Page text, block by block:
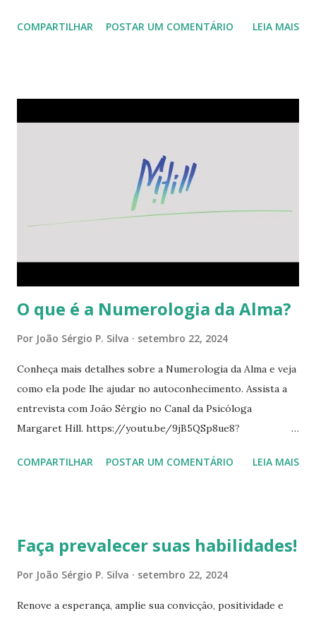
COMPARTILHAR POSTAR UM COMENTÁRIO LEIA MAIS
O que é a Numerologia da Alma?
Por João Sérgio P. Silva setembro 22, 2024
Conheça mais detalhes sobre a Numerologia da Alma e veja
como ela pode lhe ajudar no autoconhecimento. Assista a
entrevista com João Sérgio no Canal da Psicóloga
Margaret Hill. https://youtu.be/9jB5QSp8ue8?
COMPARTILHAR POSTAR UM COMENTÁRIO LEIA MAIS
Faça prevalecer suas habilidades!
Por João Sérgio P. Silva setembro 22, 2024
Renove a esperança, amplie sua convicção, positividade e